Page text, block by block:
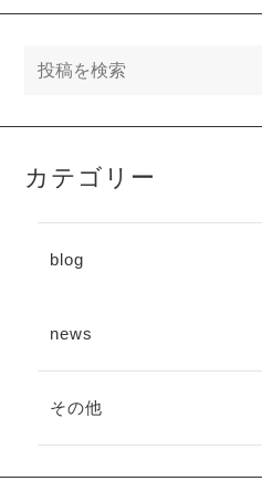
おきたいこと
カテゴリー
blog
news
その他